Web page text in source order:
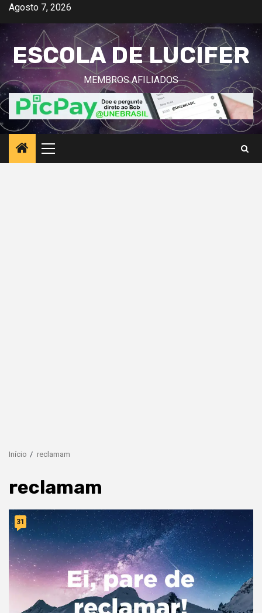
Avançar
o
conteúdo
Agosto 7, 2026
ESCOLA DE LUCIFER
MEMBROS AFILIADOS
Menu
principal
Início reclamam
reclamam
31